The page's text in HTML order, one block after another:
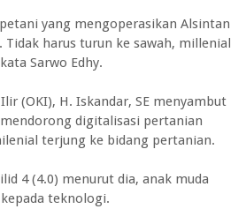
yang mengoperasikan Alsintan
harus turun ke sawah, millenial
Sarwo Edhy.
(OKI), H. Iskandar, SE menyambut
digitalisasi pertanian
terjung ke bidang pertanian.
4 (4.0) menurut dia, anak muda
teknologi.